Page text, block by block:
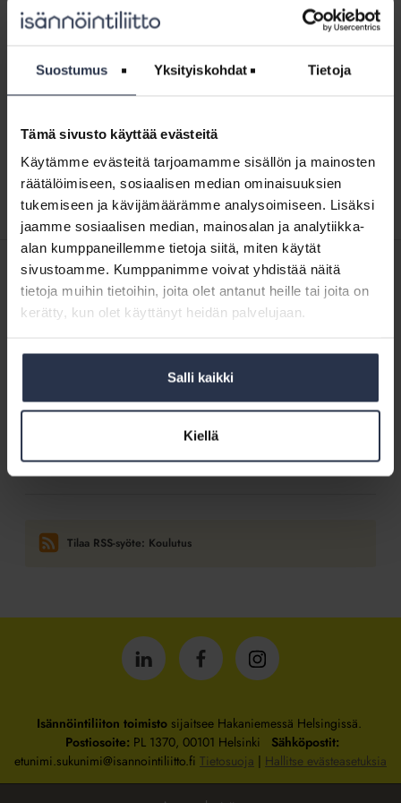
Suostumus Yksityiskohdat Tietoja
Tämä sivusto käyttää evästeitä
Käytämme evästeitä tarjoamamme sisällön ja mainosten
räätälöimiseen, sosiaalisen median ominaisuuksien
tukemiseen ja kävijämäärämme analysoimiseen. Lisäksi
jaamme sosiaalisen median, mainosalan ja analytiikka-
alan kumppaneillemme tietoja siitä, miten käytät
sivustoamme. Kumppanimme voivat yhdistää näitä
tietoja muihin tietoihin, joita olet antanut heille tai joita on
kerätty, kun olet käyttänyt heidän palvelujaan.
Salli kaikki
Kiellä
Eurofins
Services
PALVELUVERKOSTO 6.2.2023
Taitotalo
SISÄLTÖJÄ ISÄNNÖINTILIITON MEDIOISTA
22.5.2026
Kotitalolehti.fi
Suomen taloyhtiömalli kestää kansainvälisen vertailun
17.5.2026 Kotitalolehti.fi
Jenny remontoi rivitalokolmion lattiasta kattoon itse ja säästi jopa
Kotitalolehti.fi
Perinteisiä talonmiehiä löytyy enää vähän, mutta tällainen on
citytalkkarin työpäivä
Tilaa RSS-syöte: Koulutus
Isännöintiliitto
LinkedInissä
Isännöintiliitto
Facebookissa
Isännöintiliitto
Instagrammissa
Isännöintiliiton toimistosijaitsee Hakaniemessä Helsingissä.
Postiosoite: PL 1370, 00101 Helsinki Sähköpostit:
etunimi.sukunimi@isannointiliitto.fi Tietosuoja | Hallitse evästeasetuksia